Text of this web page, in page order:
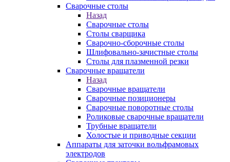
Сварочные столы
Назад
Сварочные столы
Столы сварщика
Сварочно-сборочные столы
Шлифовально-зачистные столы
Столы для плазменной резки
Сварочные вращатели
Назад
Сварочные вращатели
Сварочные позиционеры
Сварочные поворотные столы
Роликовые сварочные вращатели
Трубные вращатели
Холостые и приводные секции
Аппараты для заточки вольфрамовых
электродов